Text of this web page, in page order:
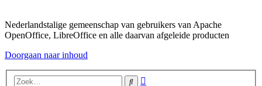
Nederlandstalige gemeenschap van gebruikers van Apache
OpenOffice, LibreOffice en alle daarvan afgeleide producten
Doorgaan naar inhoud
Zoek